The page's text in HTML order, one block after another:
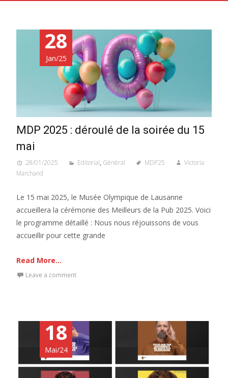
28
Jan/25
MDP 2025 : déroulé de la soirée du 15
mai
28/01/2025 Editorial, Général MDP25
Victoria
Marchand
Le 15 mai 2025, le Musée Olympique de Lausanne
accueillera la cérémonie des Meilleurs de la Pub 2025. Voici
le programme détaillé : Nous nous réjouissons de vous
accueillir pour cette grande
Read More...
Leave a comment
18
Mai/24